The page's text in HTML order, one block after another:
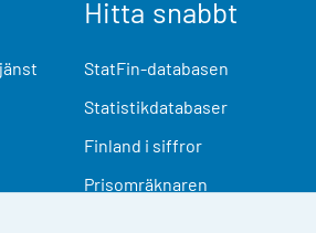
Hitta snabbt
StatFin-databasen
Statistikdatabaser
Finland i siffror
Prisomräknaren